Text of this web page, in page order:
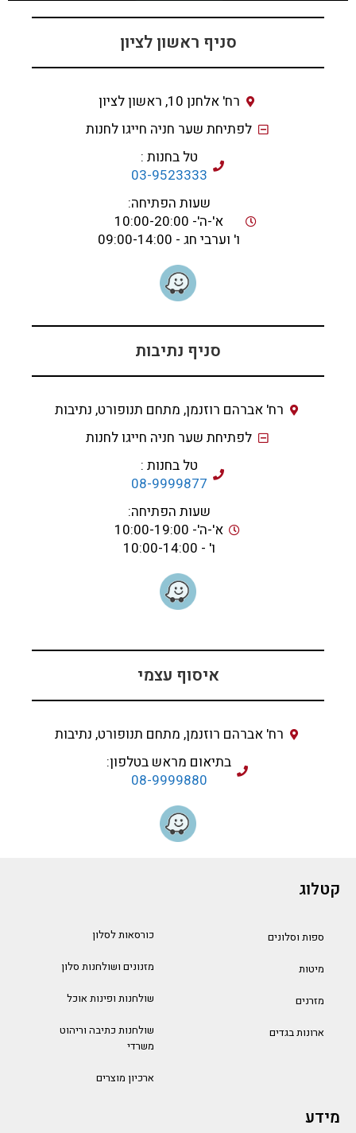
סניף ראשון לציון
רח' אלחנן 10, ראשון לציון
לפתיחת שער חניה חייגו לחנות
טל בחנות :
03-9523333
שעות הפתיחה:
א'-ה'- 10:00-20:00
ו' וערבי חג - 09:00-14:00
סניף נתיבות
רח' אברהם רוזנמן, מתחם תנופורט, נתיבות
לפתיחת שער חניה חייגו לחנות
טל בחנות :
08-9999877
שעות הפתיחה:
א'-ה'- 10:00-19:00
ו' - 10:00-14:00
איסוף עצמי
רח' אברהם רוזנמן, מתחם תנופורט, נתיבות
בתיאום מראש בטלפון:
08-9999880
קטלוג
ספות וסלונים
מיטות
מזרנים
ארונות בגדים
כורסאות לסלון
מזנונים ושולחנות סלון
שולחנות ופינות אוכל
שולחנות כתיבה וריהוט
משרדי
ארכיון מוצרים
מידע